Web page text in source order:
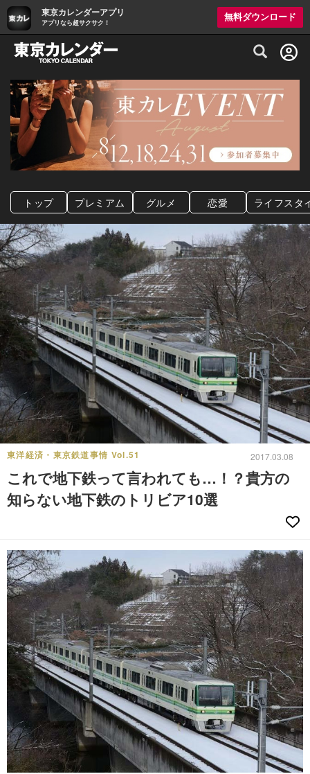
東京カレンダーアプリ
アプリなら超サクサク！
無料ダウンロード
グルメ情報・プレミアムレストラン予約
トップ プレミアム グルメ 恋愛 ライフスタ
東洋経済・東京鉄道事情 Vol.51 2017.03.08
これで地下鉄って言われても…！？貴方の
知らない地下鉄のトリビア10選